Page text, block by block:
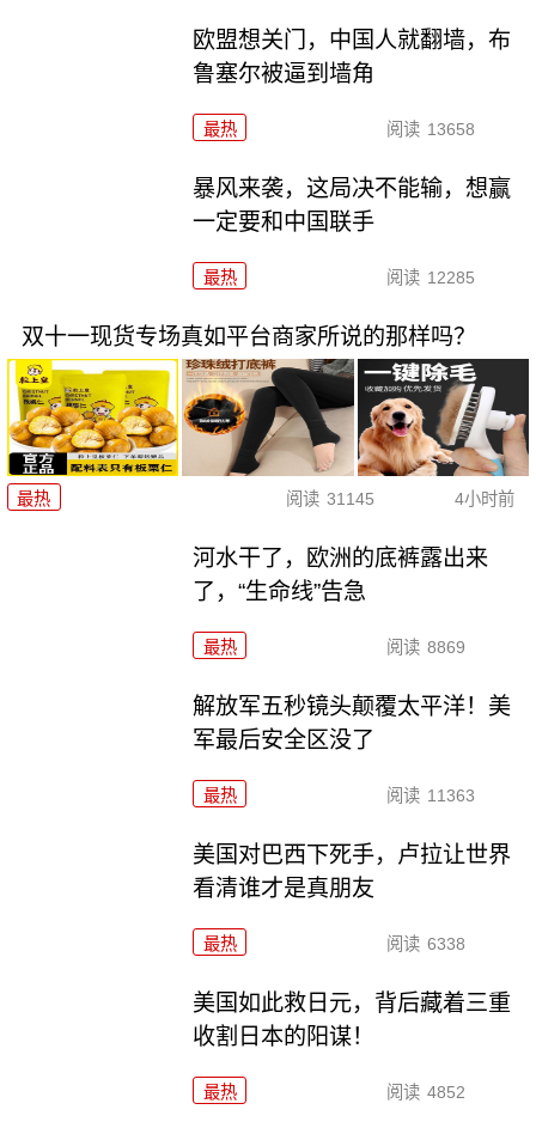
欧盟想关门，中国人就翻墙，布
鲁塞尔被逼到墙角
最热 阅读 13658
暴风来袭，这局决不能输，想赢
一定要和中国联手
最热 阅读 12285
双十一现货专场真如平台商家所说的那样吗？
最热 阅读 31145 4小时前
河水干了，欧洲的底裤露出来
了，“生命线”告急
最热 阅读 8869
解放军五秒镜头颠覆太平洋！美
军最后安全区没了
最热 阅读 11363
美国对巴西下死手，卢拉让世界
看清谁才是真朋友
最热 阅读 6338
美国如此救日元，背后藏着三重
收割日本的阳谋！
最热 阅读 4852